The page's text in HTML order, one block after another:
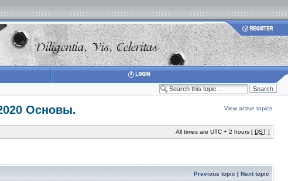
Основы. View active topics
All times are UTC + 2 hours [ DST ]
Previous topic | Next topic